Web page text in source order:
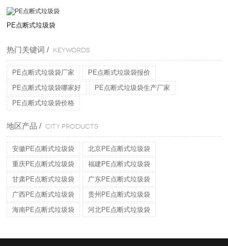
PE点断式垃圾袋
热门关键词 / KEYWORDS
PE点断式垃圾袋厂家
PE点断式垃圾袋报价
PE点断式垃圾袋哪家好
PE点断式垃圾袋生产厂家
PE点断式垃圾袋价格
地区产品 / CITY PRODUCTS
安徽PE点断式垃圾袋
北京PE点断式垃圾袋
重庆PE点断式垃圾袋
福建PE点断式垃圾袋
甘肃PE点断式垃圾袋
广东PE点断式垃圾袋
广西PE点断式垃圾袋
贵州PE点断式垃圾袋
海南PE点断式垃圾袋
河北PE点断式垃圾袋